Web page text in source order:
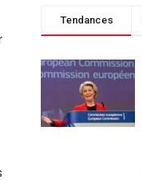
Tendances